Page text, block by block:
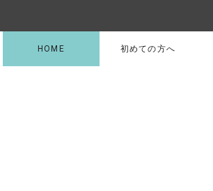
HOME 初めての方へ